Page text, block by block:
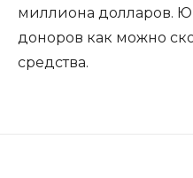
миллиона долларов.
доноров как можно
средства.